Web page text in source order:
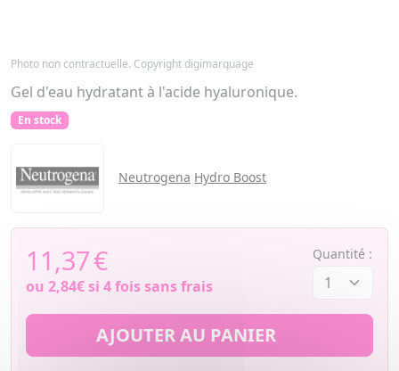
Photo non contractuelle. Copyright digimarquage
Gel d'eau hydratant à l'acide hyaluronique.
En stock
Neutrogena Hydro Boost
11,37€
ou 2,84€si 4 fois sans frais
Quantité :
AJOUTER AU PANIER